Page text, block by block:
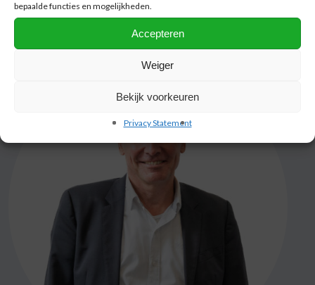
bepaalde functies en mogelijkheden.
Accepteren
Weiger
Bekijk voorkeuren
Privacy Statement
recherchiez un grand ou un petit navire, la NPRC a toujours le
bâtiment à la taille adéquate.